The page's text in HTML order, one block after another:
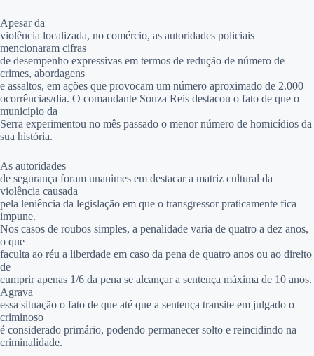
Apesar da
violência localizada, no comércio, as autoridades policiais
mencionaram cifras
de desempenho expressivas em termos de redução de número de
crimes, abordagens
e assaltos, em ações que provocam um número aproximado de 2.000
ocorrências/dia. O comandante Souza Reis destacou o fato de que o
município da
Serra experimentou no mês passado o menor número de homicídios da
sua história.
As autoridades
de segurança foram unanimes em destacar a matriz cultural da
violência causada
pela leniência da legislação em que o transgressor praticamente fica
impune.
Nos casos de roubos simples, a penalidade varia de quatro a dez anos,
o que
faculta ao réu a liberdade em caso da pena de quatro anos ou ao direito
de
cumprir apenas 1/6 da pena se alcançar a sentença máxima de 10 anos.
Agrava
essa situação o fato de que até que a sentença transite em julgado o
criminoso
é considerado primário, podendo permanecer solto e reincidindo na
criminalidade.